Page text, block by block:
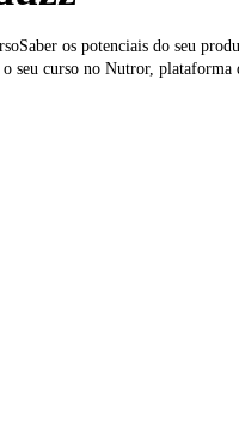
os potenciais do seu
seu curso no Nutror, plataforma